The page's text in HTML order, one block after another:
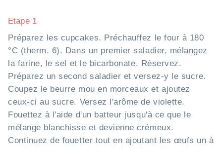
Etape 1
Préparez les cupcakes. Préchauffez le four à 180
°C (therm. 6). Dans un premier saladier, mélangez
la farine, le sel et le bicarbonate. Réservez.
Préparez un second saladier et versez-y le sucre.
Coupez le beurre mou en morceaux et ajoutez
ceux-ci au sucre. Versez l'arôme de violette.
Fouettez à l'aide d'un batteur jusqu'à ce que le
mélange blanchisse et devienne crémeux.
Continuez de fouetter tout en ajoutant les œufs un à